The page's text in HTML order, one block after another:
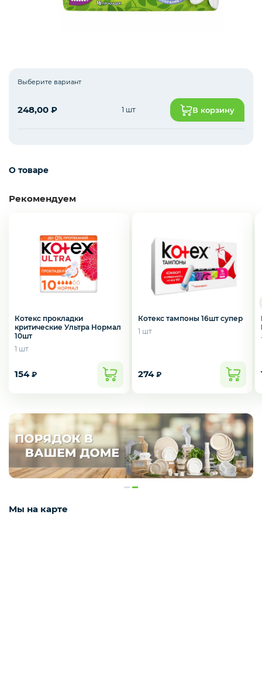
Уход и гигиена
Выберите вариант
248,00 ₽ 1 шт В корзину
О товаре
Рекомендуем
Котекс прокладки
критические Ультра Нормал
10шт
1 шт
154 ₽
Котекс тампоны 16шт супер
1 шт
274 ₽
Мы на карте